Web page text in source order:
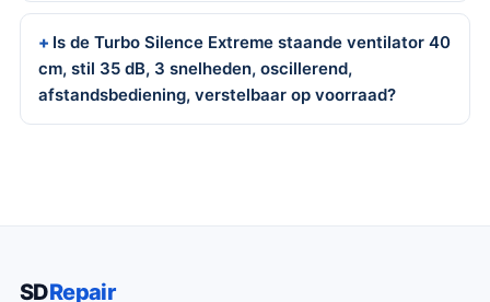
Is de Turbo Silence Extreme staande ventilator 40
cm, stil 35 dB, 3 snelheden, oscillerend,
afstandsbediening, verstelbaar op voorraad?
SDRepair